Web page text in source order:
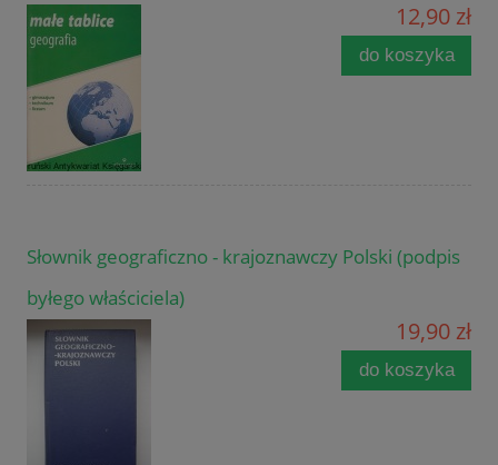
12,90 zł
do koszyka
Słownik geograficzno - krajoznawczy Polski (podpis
byłego właściciela)
19,90 zł
do koszyka